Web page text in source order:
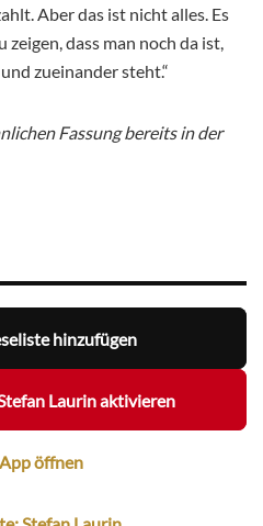
Aber das ist nicht alles. Es
dass man noch da ist,
zueinander steht.“
Fassung bereits in der
hinzufügen
Laurin aktivieren
öffnen